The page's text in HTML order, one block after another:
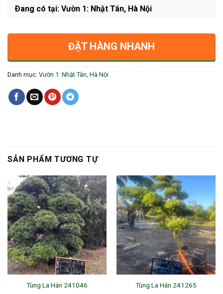
Ðang có tại: Vườn 1: Nhật Tân, Hà Nội
ĐẶT HÀNG NHANH
Danh mục: Vườn 1: Nhật Tân, Hà Nội
SẢN PHẨM TƯƠNG TỰ
Tùng La Hán 241046 Tùng La Hán 241265